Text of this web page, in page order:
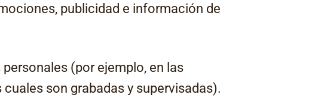
publicidad e información de
(por ejemplo, en las
son grabadas y supervisadas).